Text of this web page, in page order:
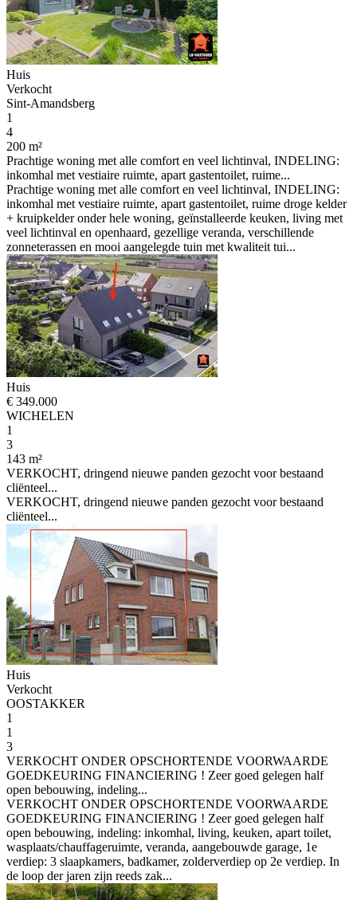
Huis
Verkocht
Sint-Amandsberg
1
4
200 m²
Prachtige woning met alle comfort en veel lichtinval, INDELING:
inkomhal met vestiaire ruimte, apart gastentoilet, ruime...
Prachtige woning met alle comfort en veel lichtinval, INDELING:
inkomhal met vestiaire ruimte, apart gastentoilet, ruime droge kelder
+ kruipkelder onder hele woning, geïnstalleerde keuken, living met
veel lichtinval en openhaard, gezellige veranda, verschillende
zonneterassen en mooi aangelegde tuin met kwaliteit tui...
Huis
€ 349.000
WICHELEN
1
3
143 m²
VERKOCHT, dringend nieuwe panden gezocht voor bestaand
cliënteel...
VERKOCHT, dringend nieuwe panden gezocht voor bestaand
cliënteel...
Huis
Verkocht
OOSTAKKER
1
1
3
VERKOCHT ONDER OPSCHORTENDE VOORWAARDE
GOEDKEURING FINANCIERING ! Zeer goed gelegen half
open bebouwing, indeling...
VERKOCHT ONDER OPSCHORTENDE VOORWAARDE
GOEDKEURING FINANCIERING ! Zeer goed gelegen half
open bebouwing, indeling: inkomhal, living, keuken, apart toilet,
wasplaats/chauffageruimte, veranda, aangebouwde garage, 1e
verdiep: 3 slaapkamers, badkamer, zolderverdiep op 2e verdiep. In
de loop der jaren zijn reeds zak...